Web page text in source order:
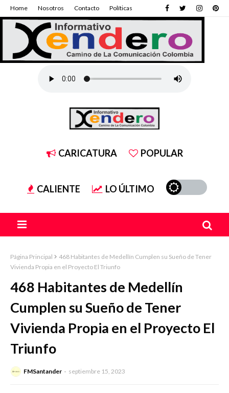
Home Nosotros Contacto Políticas
CARICATURA POPULAR
CALIENTE LO ÚLTIMO
Página Principal
468 Habitantes de Medellín Cumplen su Sueño de Tener
Vivienda Propia en el Proyecto El Triunfo
468 Habitantes de Medellín
Cumplen su Sueño de Tener
Vivienda Propia en el Proyecto El
Triunfo
FMSantander septiembre 15, 2023